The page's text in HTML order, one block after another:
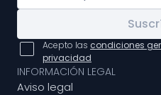
Acepto las condiciones
privacidad
INFORMACIÓN LEGAL
Aviso legal